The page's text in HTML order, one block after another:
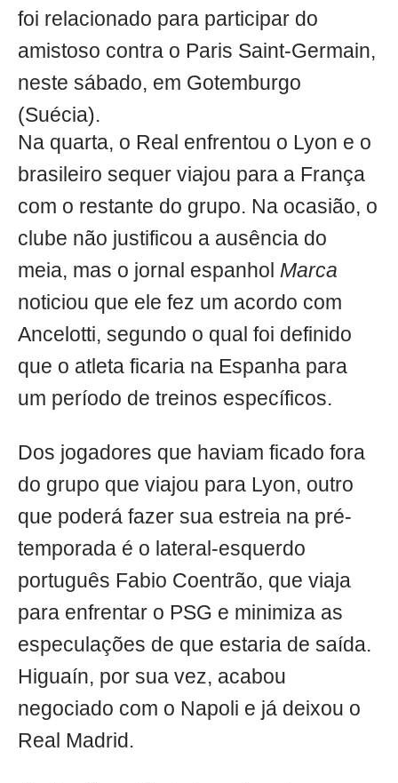
foi relacionado para participar do
amistoso contra o Paris Saint-Germain,
neste sábado, em Gotemburgo
(Suécia).
Na quarta, o Real enfrentou o Lyon e o
brasileiro sequer viajou para a França
com o restante do grupo. Na ocasião, o
clube não justificou a ausência do
meia, mas o jornal espanhol Marca
noticiou que ele fez um acordo com
Ancelotti, segundo o qual foi definido
que o atleta ficaria na Espanha para
um período de treinos específicos.
Dos jogadores que haviam ficado fora
do grupo que viajou para Lyon, outro
que poderá fazer sua estreia na pré-
temporada é o lateral-esquerdo
português Fabio Coentrão, que viaja
para enfrentar o PSG e minimiza as
especulações de que estaria de saída.
Higuaín, por sua vez, acabou
negociado com o Napoli e já deixou o
Real Madrid.